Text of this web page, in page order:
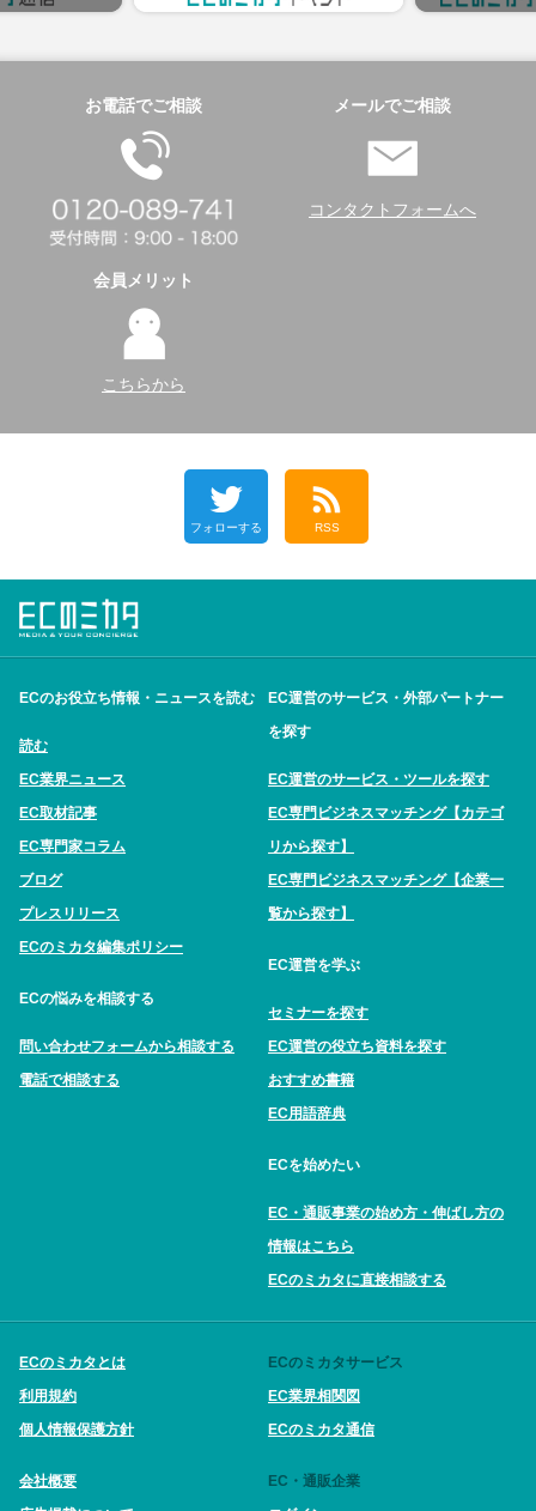
お電話でご相談 メールでご相談
コンタクトフォームへ
会員メリット
こちらから
フォローする RSS
ECのお役立ち情報・ニュースを読む
読む
EC業界ニュース
EC取材記事
EC専門家コラム
ブログ
プレスリリース
ECのミカタ編集ポリシー
ECの悩みを相談する
問い合わせフォームから相談する
電話で相談する
EC運営のサービス・外部パートナー
を探す
EC運営のサービス・ツールを探す
EC専門ビジネスマッチング【カテゴ
リから探す】
EC専門ビジネスマッチング【企業一
覧から探す】
EC運営を学ぶ
セミナーを探す
EC運営の役立ち資料を探す
おすすめ書籍
EC用語辞典
ECを始めたい
EC・通販事業の始め方・伸ばし方の
情報はこちら
ECのミカタに直接相談する
ECのミカタとは
利用規約
個人情報保護方針
会社概要
ECのミカタサービス
EC業界相関図
ECのミカタ通信
EC・通販企業